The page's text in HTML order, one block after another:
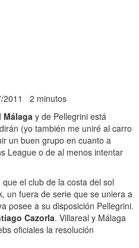
2011 2 minutos
y de Pellegrini está
(yo también me uniré al carro
un buen grupo en cuanto a
League o de al menos intentar
el club de la costa del sol
un fuera de serie que se uniera a
posee a su disposición Pellegrini.
Cazorla. Villareal y Málaga
oficiales la resolución